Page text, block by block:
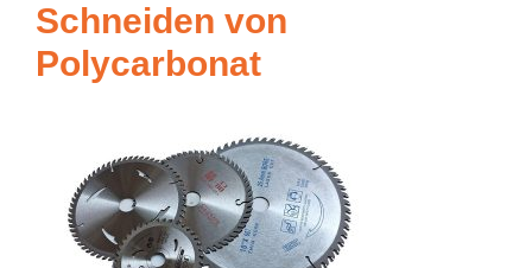
Schneiden von
Polycarbonat